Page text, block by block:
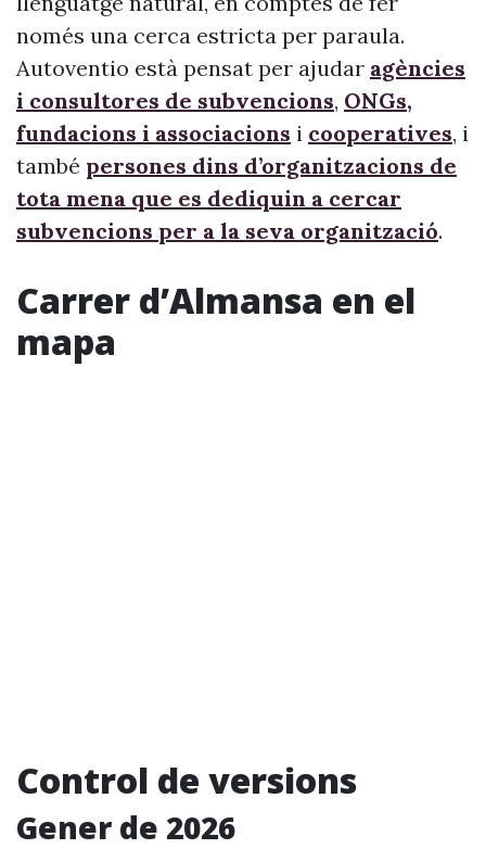
només una cerca estricta per paraula.
Autoventio està pensat per ajudar agències
i consultores de subvencions, ONGs,
fundacions i associacions i cooperatives, i
també persones dins d’organitzacions de
tota mena que es dediquin a cercar
subvencions per a la seva organització.
Carrer d’Almansa en el
mapa
Control de versions
Gener de 2026